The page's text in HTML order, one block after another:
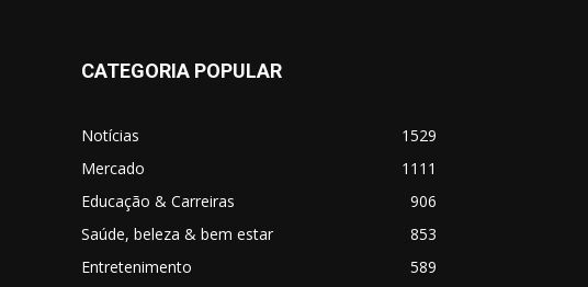
CATEGORIA POPULAR
Notícias
1529
Mercado
1111
Educação & Carreiras
906
Saúde, beleza & bem estar
853
Entretenimento
589